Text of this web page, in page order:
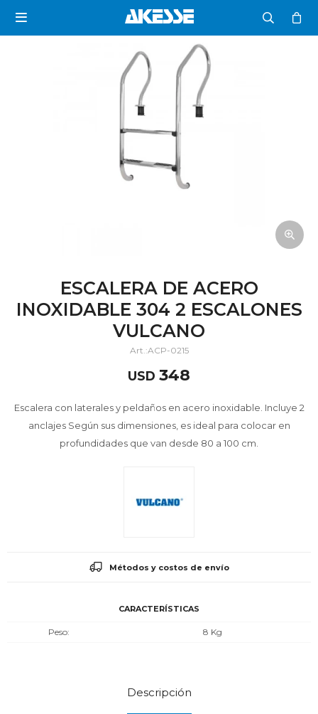

ESCALERA DE ACERO
INOXIDABLE 304 2 ESCALONES
VULCANO
ACP-0215
USD 348
Escalera con laterales y peldaños en acero inoxidable. Incluye 2
anclajes Según sus dimensiones, es ideal para colocar en
profundidades que van desde 80 a 100 cm.
Métodos y costos de envío
CARACTERÍSTICAS
Peso 8 Kg
Descripción